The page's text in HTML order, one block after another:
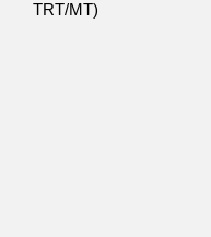
TRT/MT)